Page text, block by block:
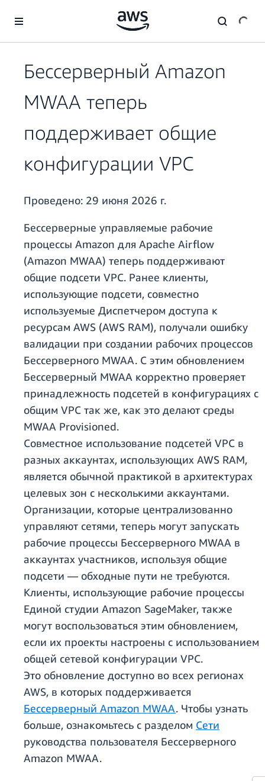
Перейти к главному контенту
Бессерверный Amazon
MWAA теперь
поддерживает общие
конфигурации VPC
Проведено: 29 июня 2026 г.
Бессерверные управляемые рабочие
процессы Amazon для Apache Airflow
(Amazon MWAA) теперь поддерживают
общие подсети VPC. Ранее клиенты,
использующие подсети, совместно
используемые Диспетчером доступа к
ресурсам AWS (AWS RAM), получали ошибку
валидации при создании рабочих процессов
Бессерверного MWAA. С этим обновлением
Бессерверный MWAA корректно проверяет
принадлежность подсетей в конфигурациях с
общим VPC так же, как это делают среды
MWAA Provisioned.
Совместное использование подсетей VPC в
разных аккаунтах, использующих AWS RAM,
является обычной практикой в архитектурах
целевых зон с несколькими аккаунтами.
Организации, которые централизованно
управляют сетями, теперь могут запускать
рабочие процессы Бессерверного MWAA в
аккаунтах участников, используя общие
подсети — обходные пути не требуются.
Клиенты, использующие рабочие процессы
Единой студии Amazon SageMaker, также
могут воспользоваться этим обновлением,
если их проекты настроены с использованием
общей сетевой конфигурации VPC.
Это обновление доступно во всех регионах
AWS, в которых поддерживается
Бессерверный Amazon MWAA. Чтобы узнать
больше, ознакомьтесь с разделом Сети
руководства пользователя Бессерверного
Amazon MWAA.